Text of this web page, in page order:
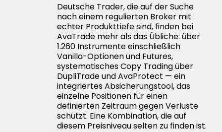
Deutsche Trader, die auf der Suche
nach einem regulierten Broker mit
echter Produkttiefe sind, finden bei
AvaTrade mehr als das Übliche: über
1.260 Instrumente einschließlich
Vanilla-Optionen und Futures,
systematisches Copy Trading über
DupliTrade und AvaProtect — ein
integriertes Absicherungstool, das
einzelne Positionen für einen
definierten Zeitraum gegen Verluste
schützt. Eine Kombination, die auf
diesem Preisniveau selten zu finden ist.